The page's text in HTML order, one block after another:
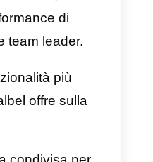
in Europa che in
per il servizio
particolare, per
che hanno
multicanale